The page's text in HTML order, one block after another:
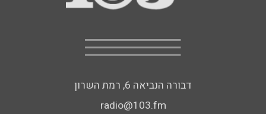
דבורה הנביאה 6, רמת השרון
radio@103.fm